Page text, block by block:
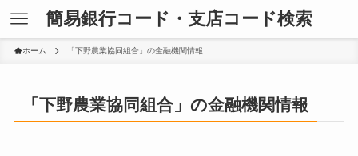
簡易銀行コード・支店コード検索
ホーム 「下野農業協同組合」の金融機関情報
「下野農業協同組合」の金融機関情報